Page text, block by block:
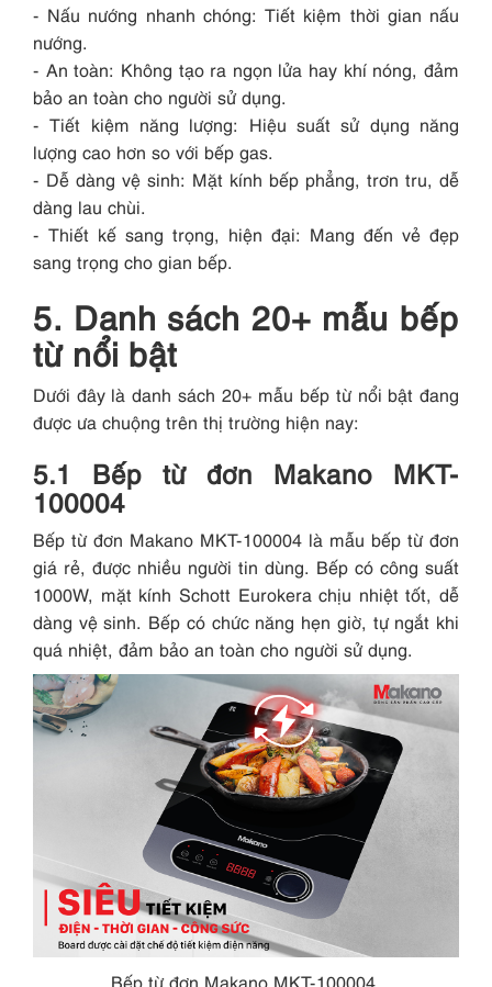
- Nấu nướng nhanh chóng: Tiết kiệm thời gian nấu
nướng.
- An toàn: Không tạo ra ngọn lửa hay khí nóng, đảm
bảo an toàn cho người sử dụng.
- Tiết kiệm năng lượng: Hiệu suất sử dụng năng
lượng cao hơn so với bếp gas.
- Dễ dàng vệ sinh: Mặt kính bếp phẳng, trơn tru, dễ
dàng lau chùi.
- Thiết kế sang trọng, hiện đại: Mang đến vẻ đẹp
sang trọng cho gian bếp.
5. Danh sách 20+ mẫu bếp
từ nổi bật
Dưới đây là danh sách 20+ mẫu bếp từ nổi bật đang
được ưa chuộng trên thị trường hiện nay:
5.1 Bếp từ đơn Makano MKT-
100004
Bếp từ đơn Makano MKT-100004 là mẫu bếp từ đơn
giá rẻ, được nhiều người tin dùng. Bếp có công suất
1000W, mặt kính Schott Eurokera chịu nhiệt tốt, dễ
dàng vệ sinh. Bếp có chức năng hẹn giờ, tự ngắt khi
quá nhiệt, đảm bảo an toàn cho người sử dụng.
Bếp từ đơn Makano MKT-100004.